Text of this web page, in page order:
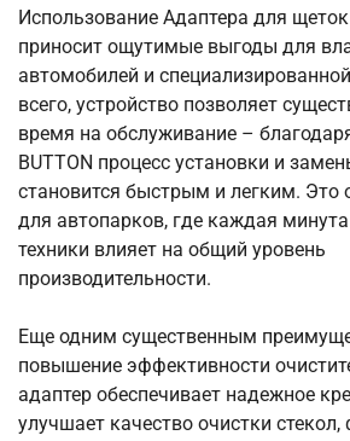
Использование Адаптера для
приносит ощутимые выгоды для
автомобилей и
всего, устройство позволяет
время на обслуживание –
BUTTON процесс установки и
становится быстрым и легким. Это
для автопарков, где каждая
техники влияет на общий уровень
производительности.
Еще одним существенным
повышение эффективности
адаптер обеспечивает надежное
улучшает качество очистки стекол,